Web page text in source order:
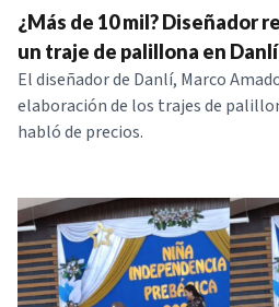
NOTICIAS
SERIES
¿Más de 10 mil? Diseñador
un traje de palillona en Danlí
El diseñador de Danlí, Marco
elaboración de los trajes de
habló de precios.